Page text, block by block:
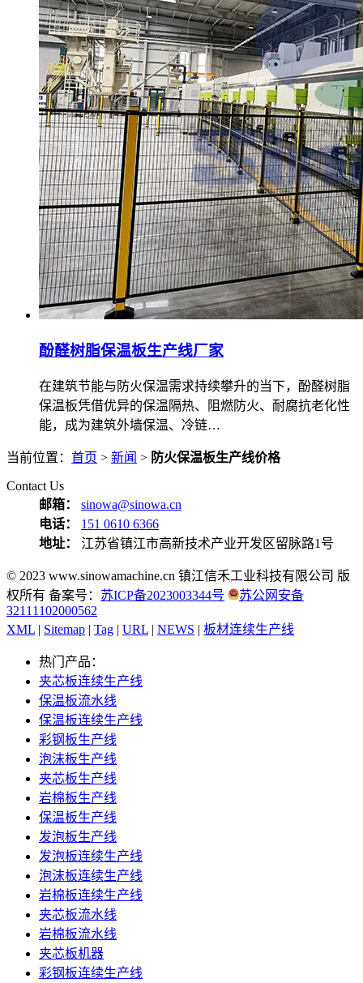
酚醛树脂保温板生产线厂家
在建筑节能与防火保温需求持续攀升的当下，酚醛树脂
保温板凭借优异的保温隔热、阻燃防火、耐腐抗老化性
能，成为建筑外墙保温、冷链…
当前位置： 首页 > 新闻 > 防火保温板生产线价格
Contact Us
邮箱：
sinowa@sinowa.cn
电话：
151 0610 6366
地址：
江苏省镇江市高新技术产业开发区留脉路1号
© 2023 www.sinowamachine.cn 镇江信禾工业科技有限公司 版
权所有 备案号： 苏ICP备2023003344号
苏公网安备
32111102000562
XML | Sitemap | Tag | URL | NEWS | 板材连续生产线
热门产品：
夹芯板连续生产线
保温板流水线
保温板连续生产线
彩钢板生产线
泡沫板生产线
夹芯板生产线
岩棉板生产线
保温板生产线
发泡板生产线
发泡板连续生产线
泡沫板连续生产线
岩棉板连续生产线
夹芯板流水线
岩棉板流水线
夹芯板机器
彩钢板连续生产线